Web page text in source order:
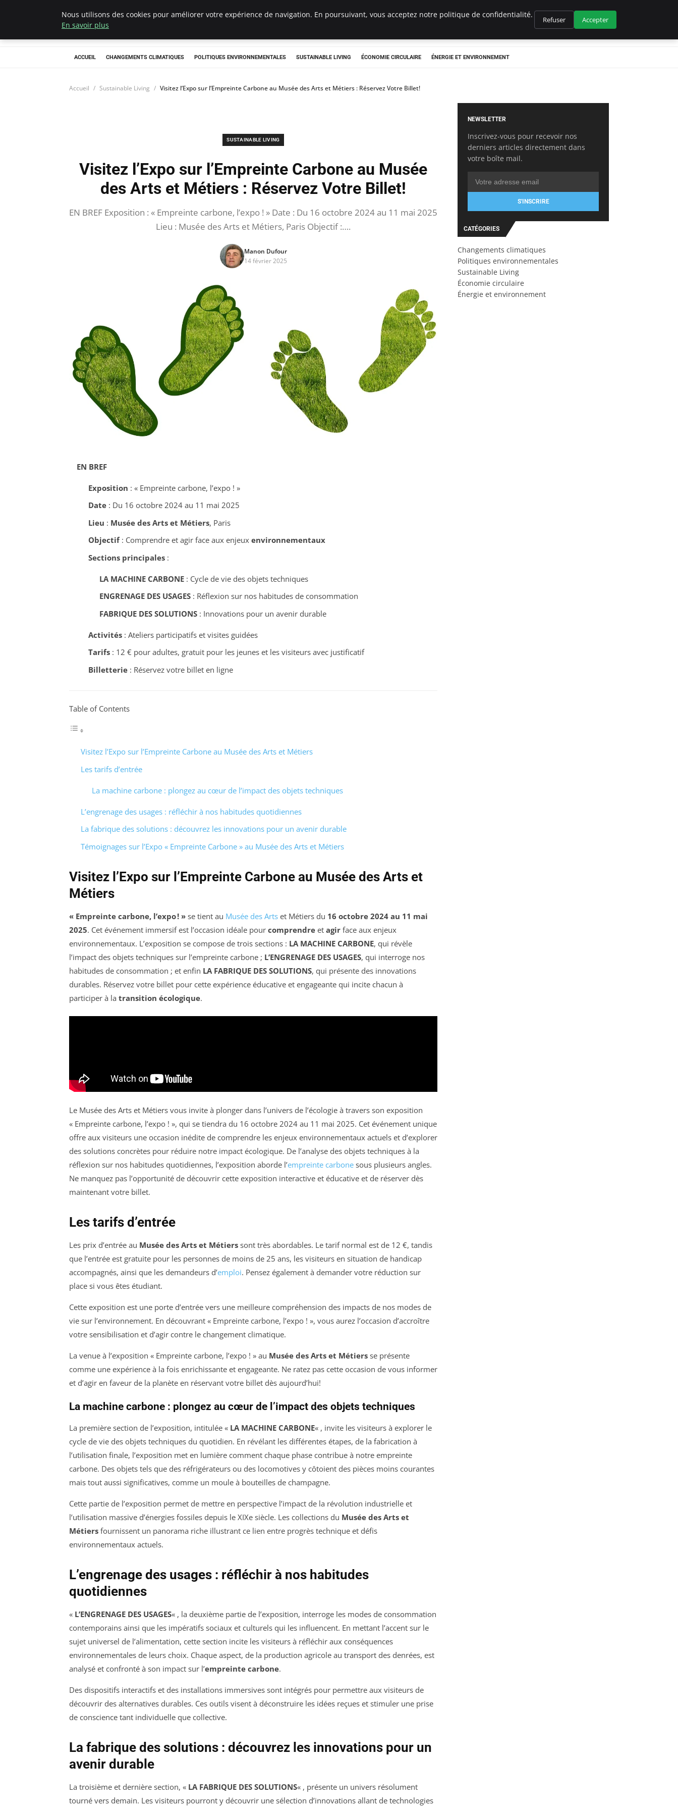
Climategatecountryclub.com
ACCUEIL CHANGEMENTS CLIMATIQUES POLITIQUES ENVIRONNEMENTALES SUSTAINABLE LIVING ÉCONOMIE CIRCULAIRE ÉNERGIE ET ENVIRONNEMENT
Accueil Sustainable Living Visitez l’Expo sur l’Empreinte Carbone au Musée des Arts et Métiers : Réservez Votre Billet!
SUSTAINABLE LIVING
Visitez l’Expo sur l’Empreinte Carbone au Musée
des Arts et Métiers : Réservez Votre Billet!
EN BREF Exposition : « Empreinte carbone, l’expo ! » Date : Du 16 octobre 2024 au 11 mai 2025
Lieu : Musée des Arts et Métiers, Paris Objectif :….
Manon Dufour
14 février 2025
EN BREF
Exposition : « Empreinte carbone, l’expo ! »
Date: Du 16 octobre 2024 au 11 mai 2025
Lieu : Musée des Arts et Métiers, Paris
Objectif: Comprendre et agir face aux enjeux environnementaux
Sections principales:
LA MACHINE CARBONE : Cycle de vie des objets techniques
ENGRENAGE DES USAGES : Réflexion sur nos habitudes de consommation
FABRIQUE DES SOLUTIONS : Innovations pour un avenir durable
Activités: Ateliers participatifs et visites guidées
Tarifs: 12 € pour adultes, gratuit pour les jeunes et les visiteurs avec justificatif
Billetterie: Réservez votre billet en ligne
Table of Contents
Visitez l’Expo sur l’Empreinte Carbone au Musée des Arts et Métiers
Les tarifs d’entrée
La machine carbone : plongez au cœur de l’impact des objets techniques
L’engrenage des usages : réfléchir à nos habitudes quotidiennes
La fabrique des solutions : découvrez les innovations pour un avenir durable
Témoignages sur l’Expo « Empreinte Carbone » au Musée des Arts et Métiers
Visitez l’Expo sur l’Empreinte Carbone au Musée des Arts et
Métiers
« Empreinte carbone, l’expo ! » se tient au Musée des Arts et Métiers du 16 octobre 2024 au 11 mai
2025. Cet événement immersif est l’occasion idéale pour comprendre et agir face aux enjeux
environnementaux. L’exposition se compose de trois sections : LA MACHINE CARBONE, qui révèle
l’impact des objets techniques sur l’empreinte carbone ; L’ENGRENAGE DES USAGES, qui interroge nos
habitudes de consommation ; et enfin LA FABRIQUE DES SOLUTIONS, qui présente des innovations
durables. Réservez votre billet pour cette expérience éducative et engageante qui incite chacun à
participer à la transition écologique.
Le Musée des Arts et Métiers vous invite à plonger dans l’univers de l’écologie à travers son exposition
« Empreinte carbone, l’expo ! », qui se tiendra du 16 octobre 2024 au 11 mai 2025. Cet événement unique
offre aux visiteurs une occasion inédite de comprendre les enjeux environnementaux actuels et d’explorer
des solutions concrètes pour réduire notre impact écologique. De l’analyse des objets techniques à la
réflexion sur nos habitudes quotidiennes, l’exposition aborde l’empreinte carbone sous plusieurs angles.
Ne manquez pas l’opportunité de découvrir cette exposition interactive et éducative et de réserver dès
maintenant votre billet.
Les tarifs d’entrée
Les prix d’entrée au Musée des Arts et Métiers sont très abordables. Le tarif normal est de 12 €, tandis
que l’entrée est gratuite pour les personnes de moins de 25 ans, les visiteurs en situation de handicap
accompagnés, ainsi que les demandeurs d’emploi. Pensez également à demander votre réduction sur
place si vous êtes étudiant.
Cette exposition est une porte d’entrée vers une meilleure compréhension des impacts de nos modes de
vie sur l’environnement. En découvrant « Empreinte carbone, l’expo ! », vous aurez l’occasion d’accroître
votre sensibilisation et d’agir contre le changement climatique.
La venue à l’exposition « Empreinte carbone, l’expo ! » au Musée des Arts et Métiers se présente
comme une expérience à la fois enrichissante et engageante. Ne ratez pas cette occasion de vous informer
et d’agir en faveur de la planète en réservant votre billet dès aujourd’hui!
La machine carbone : plongez au cœur de l’impact des objets techniques
La première section de l’exposition, intitulée « LA MACHINE CARBONE« , invite les visiteurs à explorer le
cycle de vie des objets techniques du quotidien. En révélant les différentes étapes, de la fabrication à
l’utilisation finale, l’exposition met en lumière comment chaque phase contribue à notre empreinte
carbone. Des objets tels que des réfrigérateurs ou des locomotives y côtoient des pièces moins courantes
mais tout aussi significatives, comme un moule à bouteilles de champagne.
Cette partie de l’exposition permet de mettre en perspective l’impact de la révolution industrielle et
l’utilisation massive d’énergies fossiles depuis le XIXe siècle. Les collections du Musée des Arts et
Métiers fournissent un panorama riche illustrant ce lien entre progrès technique et défis
environnementaux actuels.
L’engrenage des usages : réfléchir à nos habitudes
quotidiennes
« L’ENGRENAGE DES USAGES« , la deuxième partie de l’exposition, interroge les modes de consommation
contemporains ainsi que les impératifs sociaux et culturels qui les influencent. En mettant l’accent sur le
sujet universel de l’alimentation, cette section incite les visiteurs à réfléchir aux conséquences
environnementales de leurs choix. Chaque aspect, de la production agricole au transport des denrées, est
analysé et confronté à son impact sur l’empreinte carbone.
Des dispositifs interactifs et des installations immersives sont intégrés pour permettre aux visiteurs de
découvrir des alternatives durables. Ces outils visent à déconstruire les idées reçues et stimuler une prise
de conscience tant individuelle que collective.
La fabrique des solutions : découvrez les innovations pour un
avenir durable
La troisième et dernière section, « LA FABRIQUE DES SOLUTIONS« , présente un univers résolument
tourné vers demain. Les visiteurs pourront y découvrir une sélection d’innovations allant de technologies
NEWSLETTER
Inscrivez-vous pour recevoir nos
derniers articles directement dans
votre boîte mail.
S'INSCRIRE
CATÉGORIES
Changements climatiques
Politiques environnementales
Sustainable Living
Économie circulaire
Énergie et environnement
Nous utilisons des cookies pour améliorer votre expérience de navigation. En poursuivant, vous acceptez notre politique de confidentialité.
En savoir plus
Refuser Accepter